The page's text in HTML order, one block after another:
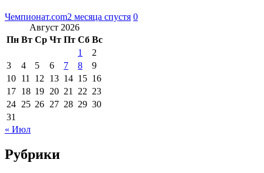
Чемпионат.com2 месяца спустя 0
Август 2026
Пн Вт Ср Чт Пт Сб Вс
1
2
3
4 5 6 7 8
9
10 11 12 13 14 15 16
17 18 19 20 21 22 23
24 25 26 27 28 29 30
31
« Июл
Рубрики